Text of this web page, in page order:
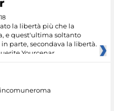
la libertà più che la
e quest'ultima soltanto
in parte, secondava la libertà.
Yourcenar